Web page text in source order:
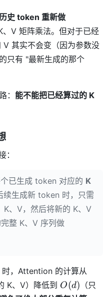
史 token 重新做
V 矩阵乘法。但对于已经
其实不会变（因为参数没
只有 "最新生成的那个
： 能不能把已经算过的 K
：
已生成 token 对应的 K
续生成新 token 时，只需
、V，然后将新的 K、V
整 K、V 序列做
，Attention 的计算从
d)
K、V）降低到 O(d)
O(d) （只